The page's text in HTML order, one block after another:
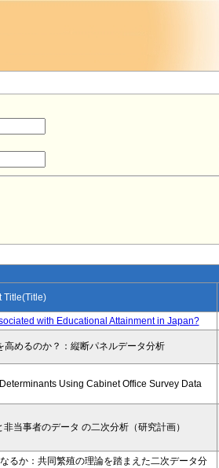
Title(Title)
with Educational Attainment in Japan?
めるのか？：縦断パネルデータ分析
Using Cabinet Office Survey Data
当事者のデータ の二次分析（研究計画）
るか：共同繁殖の理論を踏まえた二次データ分